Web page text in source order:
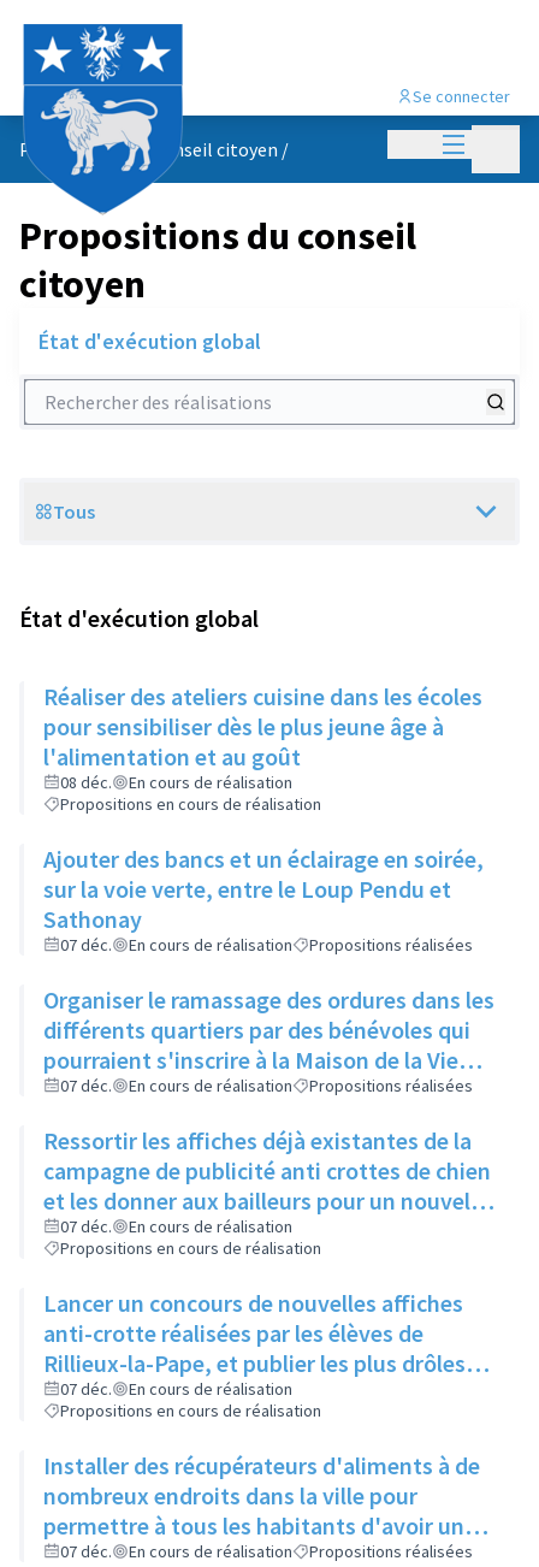
Menu
Se connecter
Propositions du conseil citoyen /
Propositions du conseil
citoyen
État d'exécution global
Rechercher des réalisations
Scope
Tous
État d'exécution global
Réaliser des ateliers cuisine dans les écoles
pour sensibiliser dès le plus jeune âge à
l'alimentation et au goût
08 déc.
En cours de réalisation
Propositions en cours de réalisation
Ajouter des bancs et un éclairage en soirée,
sur la voie verte, entre le Loup Pendu et
Sathonay
07 déc. En cours de réalisation Propositions réalisées
Organiser le ramassage des ordures dans les
différents quartiers par des bénévoles qui
pourraient s'inscrire à la Maison de la Vie
Locale
07 déc. En cours de réalisation Propositions réalisées
Ressortir les affiches déjà existantes de la
campagne de publicité anti crottes de chien
et les donner aux bailleurs pour un nouvel
affichage, les remettre également dans le
Rilliard
07 déc.
En cours de réalisation
Propositions en cours de réalisation
Lancer un concours de nouvelles affiches
anti-crotte réalisées par les élèves de
Rillieux-la-Pape, et publier les plus drôles
sur les réseaux sociaux de la ville
07 déc.
En cours de réalisation
Propositions en cours de réalisation
Installer des récupérateurs d'aliments à de
nombreux endroits dans la ville pour
permettre à tous les habitants d'avoir un
bac à proximité, quelque soit son quartier
07 déc. En cours de réalisation Propositions réalisées